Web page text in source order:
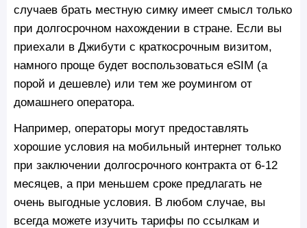
случаев брать местную симку имеет смысл только
при долгосрочном нахождении в стране. Если вы
приехали в Джибути с краткосрочным визитом,
намного проще будет воспользоваться eSIM (а
порой и дешевле) или тем же роумингом от
домашнего оператора.
Например, операторы могут предоставлять
хорошие условия на мобильный интернет только
при заключении долгосрочного контракта от 6-12
месяцев, а при меньшем сроке предлагать не
очень выгодные условия. В любом случае, вы
всегда можете изучить тарифы по ссылкам и